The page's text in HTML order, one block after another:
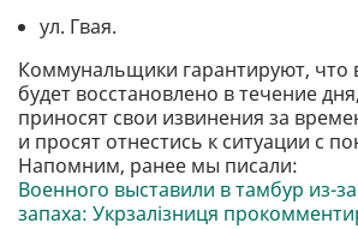
ул. Гвая.
Коммунальщики гарантируют, что
будет восстановлено в течение
приносят свои извинения за
и просят отнестись к ситуации с
Напомним, ранее мы писали:
Военного выставили в тамбур из-
запаха: Укрзалізниця